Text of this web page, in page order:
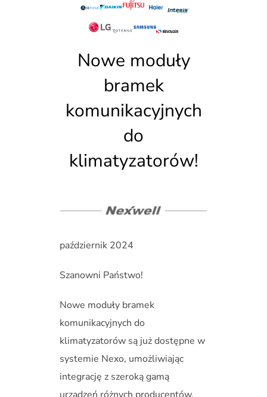
Nowe moduły
bramek
komunikacyjnych
do
klimatyzatorów!
październik 2024
Szanowni Państwo!
Nowe moduły bramek
komunikacyjnych do
klimatyzatorów są już dostępne w
systemie Nexo, umożliwiając
integrację z szeroką gamą